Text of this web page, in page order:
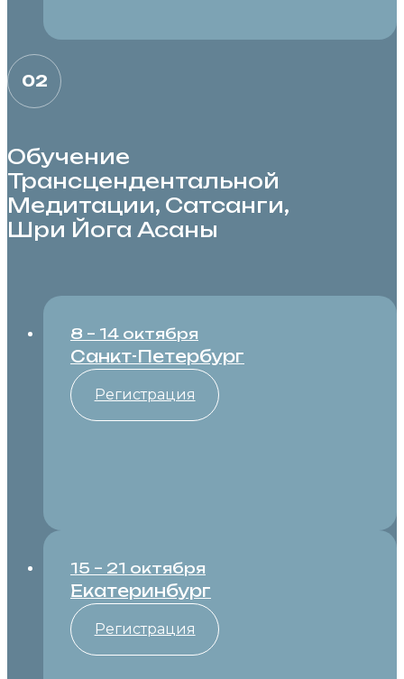
Обучение
Трансцендентальной
Медитации, Cатсанги,
Шри Йога Асаны
8 – 14 октября
Санкт-Петербург
Регистрация
15 – 21 октября
Екатеринбург
Регистрация
02